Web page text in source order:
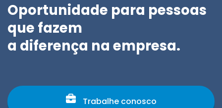
Oportunidade para pessoas
que fazem
a diferença na empresa.
Trabalhe conosco